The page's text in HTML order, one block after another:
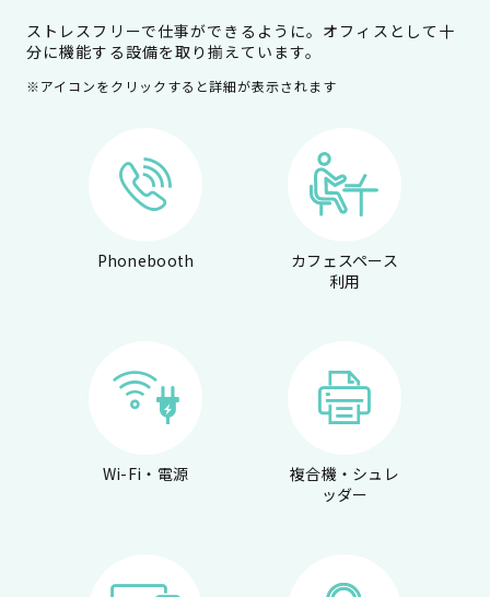
ストレスフリーで仕事ができるように。オフィスとして十
分に機能する設備を取り揃えています。
※アイコンをクリックすると詳細が表示されます
Phonebooth
カフェスペース
利用
Wi-Fi・電源
複合機・シュレ
ッダー